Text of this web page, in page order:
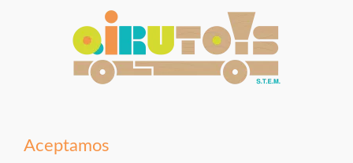
Aceptamos